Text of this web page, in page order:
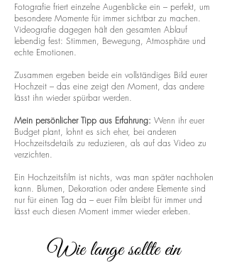
Fotografie friert einzelne Augenblicke ein – perfekt, um
besondere Momente für immer sichtbar zu machen.
Videografie dagegen hält den gesamten Ablauf
lebendig fest: Stimmen, Bewegung, Atmosphäre und
echte Emotionen.
Zusammen ergeben beide ein vollständiges Bild eurer
Hochzeit – das eine zeigt den Moment, das andere
lässt ihn wieder spürbar werden.
Mein persönlicher Tipp aus Erfahrung: Wenn ihr euer
Budget plant, lohnt es sich eher, bei anderen
Hochzeitsdetails zu reduzieren, als auf das Video zu
verzichten.
Ein Hochzeitsfilm ist nichts, was man später nachholen
kann. Blumen, Dekoration oder andere Elemente sind
nur für einen Tag da – euer Film bleibt für immer und
lässt euch diesen Moment immer wieder erleben.
Wie lange sollte ein